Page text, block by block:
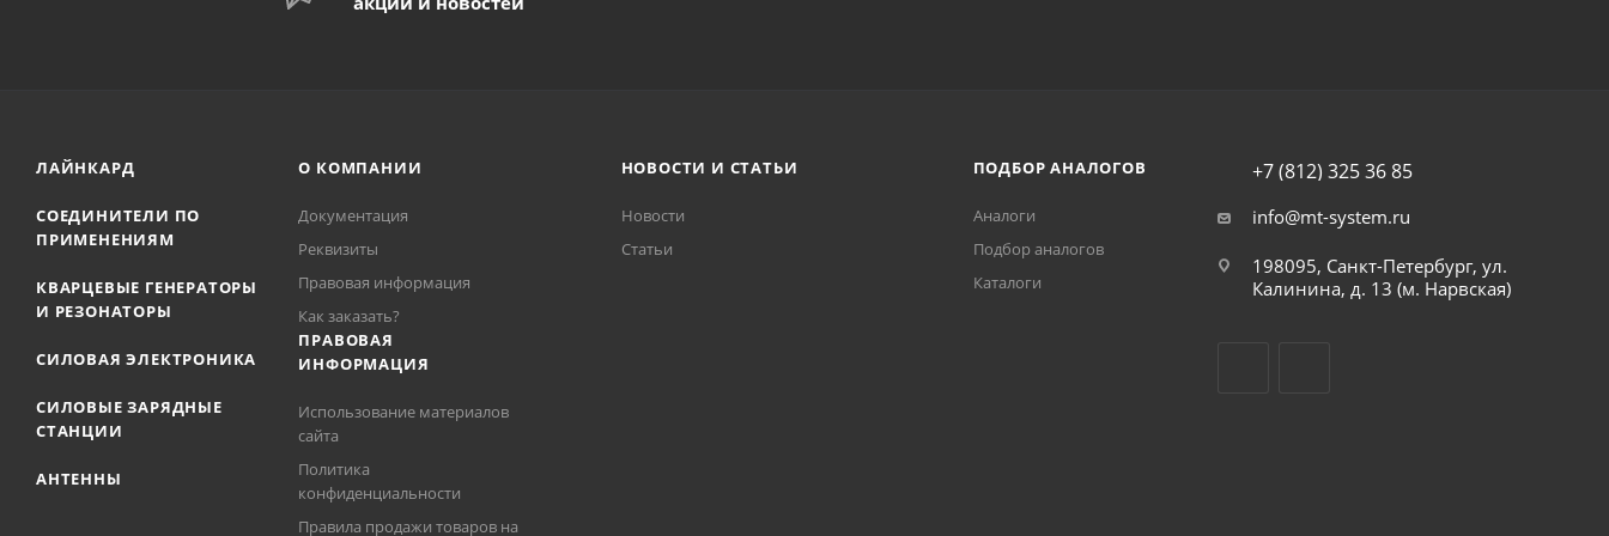
ЛАЙНКАРД
СОЕДИНИТЕЛИ ПО
ПРИМЕНЕНИЯМ
КВАРЦЕВЫЕ ГЕНЕРАТОРЫ
И РЕЗОНАТОРЫ
СИЛОВАЯ ЭЛЕКТРОНИКА
СИЛОВЫЕ ЗАРЯДНЫЕ
СТАНЦИИ
АНТЕННЫ
О КОМПАНИИ
Документация
Реквизиты
Правовая информация
Как заказать?
ПРАВОВАЯ
ИНФОРМАЦИЯ
Использование материалов
сайта
Политика
конфиденциальности
Правила продажи товаров на
НОВОСТИ И СТАТЬИ
Новости
Статьи
ПОДБОР АНАЛОГОВ
Аналоги
Подбор аналогов
Каталоги
+7 (812) 325 36 85
info@mt-system.ru
198095, Санкт-Петербург, ул.
Калинина, д. 13 (м. Нарвская)